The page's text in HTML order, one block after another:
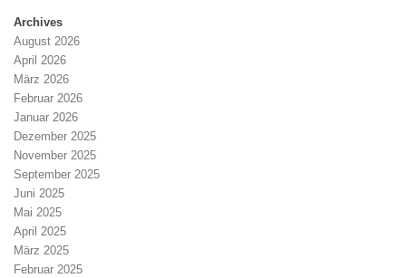
Archives
August 2026
April 2026
März 2026
Februar 2026
Januar 2026
Dezember 2025
November 2025
September 2025
Juni 2025
Mai 2025
April 2025
März 2025
Februar 2025